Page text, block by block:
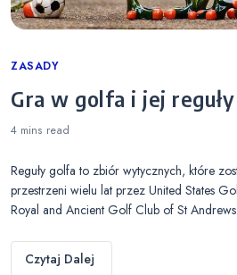
Categories
ZASADY
Gra w golfa i jej reguły
4 mins read
Reguły golfa to zbiór wytycznych, które
przestrzeni wielu lat przez United States
Royal and Ancient Golf Club of St
Czytaj Dalej